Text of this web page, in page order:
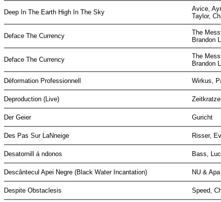
Deep In The Earth High In The Sky
Avice,
Taylor,
Deface The Currency
The
Brandon
Deface The Currency
The
Brandon
Déformation Professionnell Wirkus,
Deproduction (Live)
Der Geier Guricht
Des Pas Sur LaNneige Risser,
Desatornill á ndonos Bass,
Descântecul Apei Negre (Black Water Incantation) NU &
Despite Obstaclesis Speed,